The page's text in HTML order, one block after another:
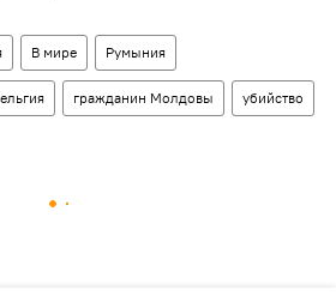
В мире Румыния
гражданин Молдовы убийство